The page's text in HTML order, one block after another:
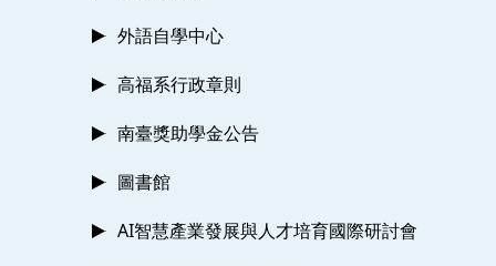
外語自學中心
高福系行政章則
南臺獎助學金公告
圖書館
AI智慧產業發展與人才培育國際研討會